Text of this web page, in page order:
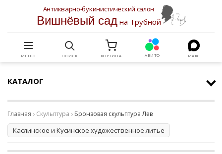
Антикварно-букинистический салон
Вишнёвый садна Трубной
МЕНЮ ПОИСК КОРЗИНА АВИТО МАКС
КАТАЛОГ
Главная Скульптура Бронзовая скульптура Лев
Каслинское и Кусинское художественное литье